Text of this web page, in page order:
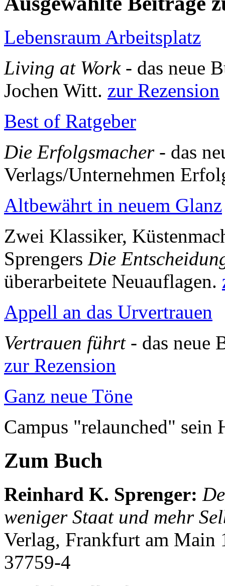
Lebensraum Arbeitsplatz
Living at Work- das neue
Jochen Witt. zur Rezension
Best of Ratgeber
Die Erfolgsmacher- das
Verlags/Unternehmen
Altbewährt in neuem Glanz
Zwei Klassiker,
Sprengers Die
überarbeitete Neuauflagen.
Appell an das Urvertrauen
Vertrauen führt - das neue
zur Rezension
Ganz neue Töne
Campus "relaunched"
Zum Buch
Reinhard K. Sprenger:
weniger Staat und mehr
Verlag, Frankfurt am
37759-4